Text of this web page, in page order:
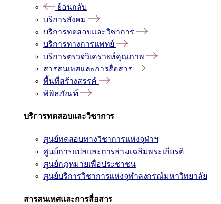
ย้อนกลับ
บริการสังคม
บริการทดสอบและวิชาการ
บริการทางการแพทย์
บริการตรวจวิเคราะห์คุณภาพ
สารสนเทศและการสื่อสาร
พื้นที่สร้างสรรค์
พิพิธภัณฑ์
บริการทดสอบและวิชาการ
ศูนย์ทดสอบทางวิชาการแห่งจุฬาฯ
ศูนย์การแปลและการล่ามเฉลิมพระเกียรติ
ศูนย์กฎหมายเพื่อประชาชน
ศูนย์บริการวิชาการแห่งจุฬาลงกรณ์มหาวิทยาลัย
สารสนเทศและการสื่อสาร